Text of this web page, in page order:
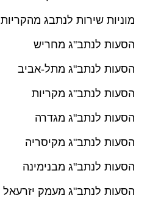
מוניות שירות לנתבג מהקריות
הסעות לנתב"ג מחריש
הסעות לנתב"ג מתל-אביב
הסעות לנתב"ג מקריות
הסעות לנתב"ג מגדרה
הסעות לנתב"ג מקיסריה
הסעות לנתב"ג מבנימינה
הסעות לנתב"ג מעמק יזרעאל